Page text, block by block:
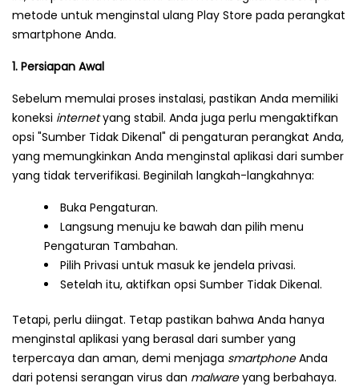
metode untuk menginstal ulang Play Store pada perangkat
smartphone Anda.
1. Persiapan Awal
Sebelum memulai proses instalasi, pastikan Anda memiliki
koneksi internetyang stabil. Anda juga perlu mengaktifkan
opsi "Sumber Tidak Dikenal" di pengaturan perangkat Anda,
yang memungkinkan Anda menginstal aplikasi dari sumber
yang tidak terverifikasi. Beginilah langkah-langkahnya:
Buka Pengaturan.
Langsung menuju ke bawah dan pilih menu
Pengaturan Tambahan.
Pilih Privasi untuk masuk ke jendela privasi.
Setelah itu, aktifkan opsi Sumber Tidak Dikenal.
Tetapi, perlu diingat. Tetap pastikan bahwa Anda hanya
menginstal aplikasi yang berasal dari sumber yang
terpercaya dan aman, demi menjaga smartphoneAnda
dari potensi serangan virus dan malwareyang berbahaya.